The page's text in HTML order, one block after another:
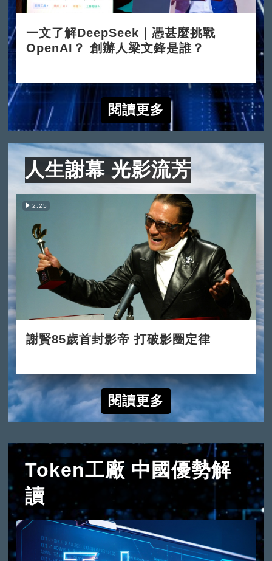
一文了解DeepSeek｜憑甚麼挑戰
OpenAI？ 創辦人梁文鋒是誰？
閱讀更多
人生謝幕 光影流芳
2:25
謝賢85歲首封影帝 打破影圈定律
閱讀更多
Token工廠 中國優勢解
讀